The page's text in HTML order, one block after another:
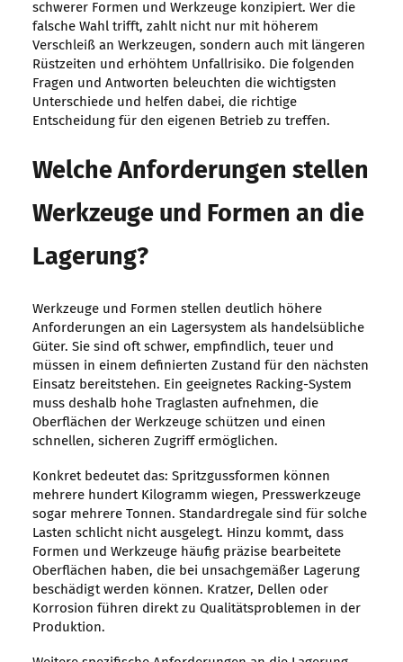
schwerer Formen und Werkzeuge konzipiert. Wer die
falsche Wahl trifft, zahlt nicht nur mit höherem
Verschleiß an Werkzeugen, sondern auch mit längeren
Rüstzeiten und erhöhtem Unfallrisiko. Die folgenden
Fragen und Antworten beleuchten die wichtigsten
Unterschiede und helfen dabei, die richtige
Entscheidung für den eigenen Betrieb zu treffen.
Welche Anforderungen stellen
Werkzeuge und Formen an die
Lagerung?
Werkzeuge und Formen stellen deutlich höhere
Anforderungen an ein Lagersystem als handelsübliche
Güter. Sie sind oft schwer, empfindlich, teuer und
müssen in einem definierten Zustand für den nächsten
Einsatz bereitstehen. Ein geeignetes Racking-System
muss deshalb hohe Traglasten aufnehmen, die
Oberflächen der Werkzeuge schützen und einen
schnellen, sicheren Zugriff ermöglichen.
Konkret bedeutet das: Spritzgussformen können
mehrere hundert Kilogramm wiegen, Presswerkzeuge
sogar mehrere Tonnen. Standardregale sind für solche
Lasten schlicht nicht ausgelegt. Hinzu kommt, dass
Formen und Werkzeuge häufig präzise bearbeitete
Oberflächen haben, die bei unsachgemäßer Lagerung
beschädigt werden können. Kratzer, Dellen oder
Korrosion führen direkt zu Qualitätsproblemen in der
Produktion.